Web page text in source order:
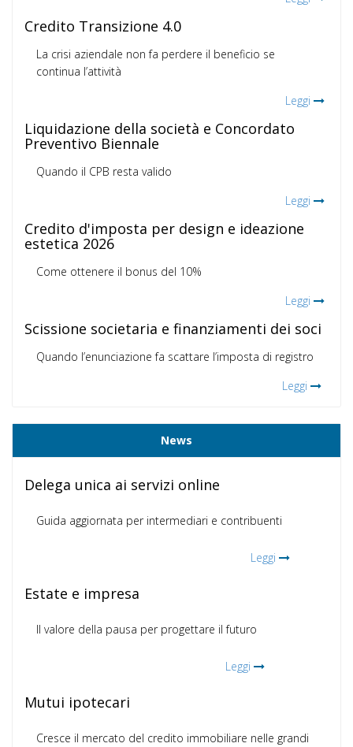
Credito Transizione 4.0
La crisi aziendale non fa perdere il beneficio se
continua l’attività
Leggi
Liquidazione della società e Concordato
Preventivo Biennale
Quando il CPB resta valido
Leggi
Credito d'imposta per design e ideazione
estetica 2026
Come ottenere il bonus del 10%
Leggi
Scissione societaria e finanziamenti dei soci
Quando l’enunciazione fa scattare l’imposta di registro
Leggi
News
Delega unica ai servizi online
Guida aggiornata per intermediari e contribuenti
Leggi
Estate e impresa
Il valore della pausa per progettare il futuro
Leggi
Mutui ipotecari
Cresce il mercato del credito immobiliare nelle grandi